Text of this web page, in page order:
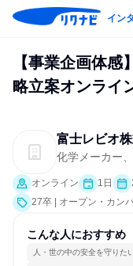
イン
【事業企画体
略立案オンライ
富士レビオ
化学メーカー
オンライン 1日
27卒 | オープン・カン
こんな人におすすめ
人・世の中の安全を守りた